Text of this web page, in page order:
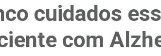
cuidados
com